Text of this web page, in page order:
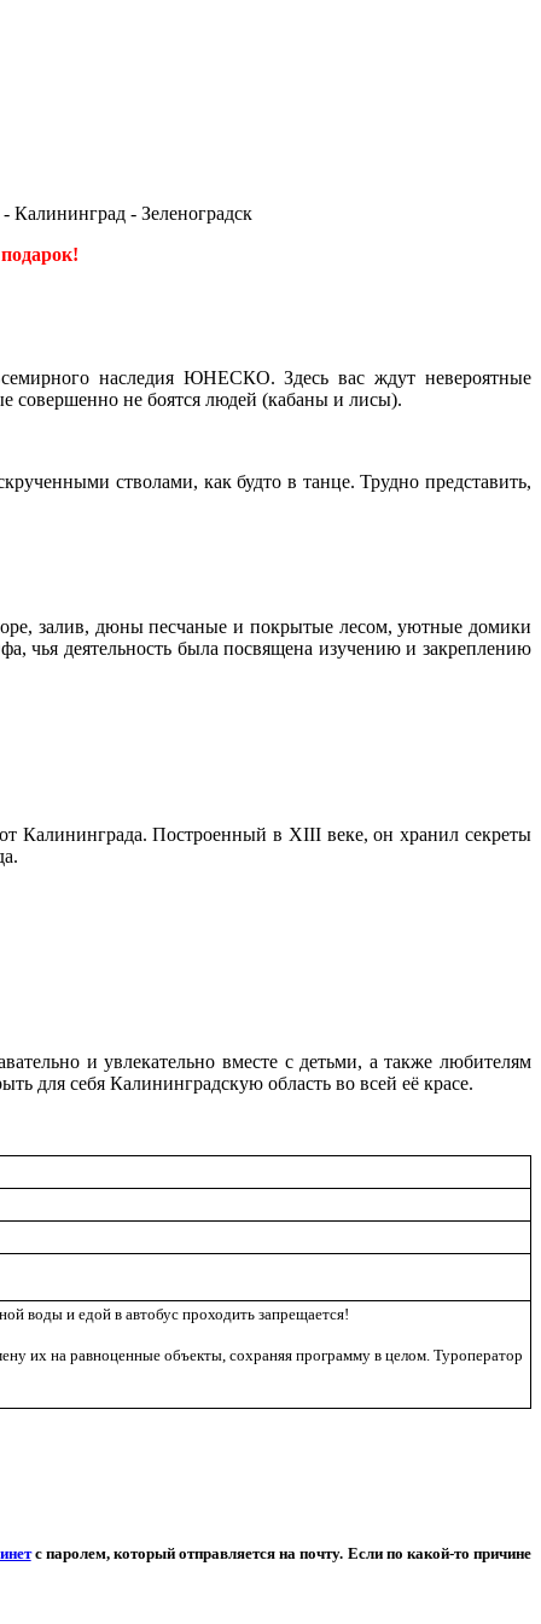
- Зеленоградск
наследия ЮНЕСКО. Здесь вас ждут невероятные
совершенно не боятся людей (кабаны и лисы).
стволами, как будто в танце. Трудно представить,
залив, дюны песчаные и покрытые лесом, уютные домики
чья деятельность была посвящена изучению и закреплению
Калининграда. Построенный в XIII веке, он хранил секреты
и увлекательно вместе с детьми, а также любителям
для себя Калининградскую область во всей её красе.
воды и едой в автобус проходить запрещается!
их на равноценные объекты, сохраняя программу в целом. Туроператор
с паролем, который отправляется на почту. Если по какой-то причине